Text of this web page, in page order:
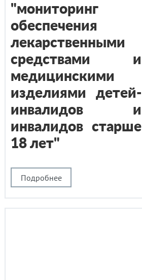
Подробнее
"мониторинг
обеспечения
лекарственными
средствами и
медицинскими
изделиями детей-
инвалидов и
инвалидов старше
18 лет"